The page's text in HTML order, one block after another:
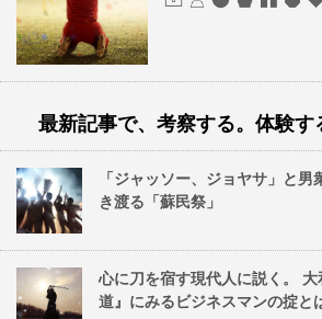
最新記事で、考察する。体験す
「ジャッソー、ジョヤサ」と
き渡る「蘇民祭」
心に刀を宿す現代人に説く。
道』にみるビジネスマンの掟と